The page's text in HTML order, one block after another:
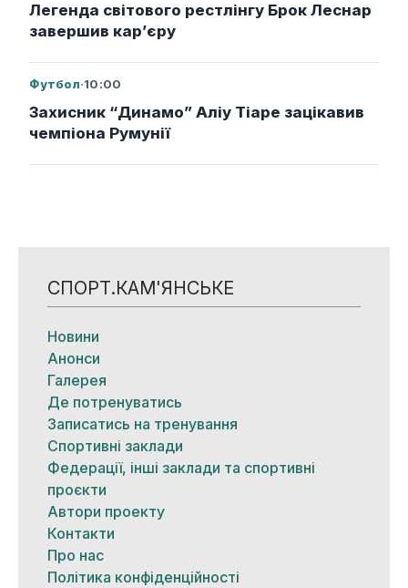
Легенда світового рестлінгу Брок Леснар
завершив кар’єру
Футбол·10:00
Захисник “Динамо” Аліу Тіаре зацікавив
чемпіона Румунії
СПОРТ.КАМ'ЯНСЬКЕ
Новини
Анонси
Галерея
Де потренуватись
Записатись на тренування
Спортивні заклади
Федерації, інші заклади та спортивні
проєкти
Автори проекту
Контакти
Про нас
Політика конфіденційності